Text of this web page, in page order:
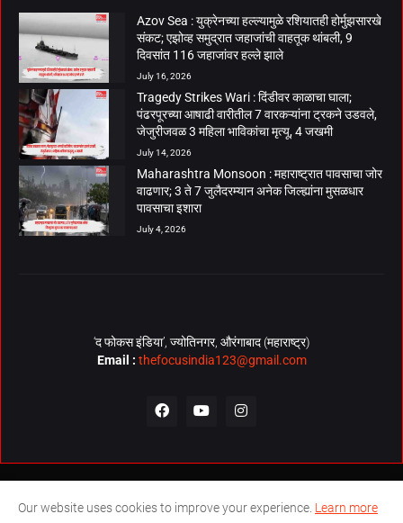
Azov Sea : युक्रेनच्या हल्ल्यामुळे रशियातही होर्मुझसारखे
संकट; एझोव्ह समुद्रात जहाजांची वाहतूक थांबली, 9
दिवसांत 116 जहाजांवर हल्ले झाले
July 16, 2026
Tragedy Strikes Wari : दिंडीवर काळाचा घाला;
पंढरपूरच्या आषाढी वारीतील 7 वारकऱ्यांना ट्रकने उडवले,
जेजुरीजवळ 3 महिला भाविकांचा मृत्यू, 4 जखमी
July 14, 2026
Maharashtra Monsoon : महाराष्ट्रात पावसाचा जोर
वाढणार; 3 ते 7 जुलैदरम्यान अनेक जिल्ह्यांना मुसळधार
पावसाचा इशारा
July 4, 2026
‘द फोकस इंडिया’, ज्योतिनगर, औरंगाबाद (महाराष्ट्र)
Email : thefocusindia123@gmail.com
About Us Contact Us The Focus India Policy
Our website uses cookies to improve your experience. Learn more